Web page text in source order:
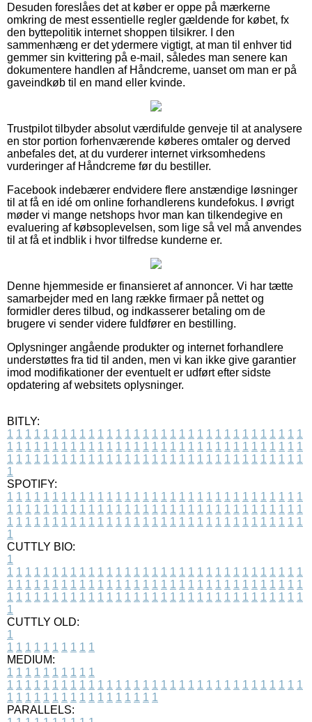
Desuden foreslåes det at køber er oppe på mærkerne
omkring de mest essentielle regler gældende for købet, fx
den byttepolitik internet shoppen tilsikrer. I den
sammenhæng er det ydermere vigtigt, at man til enhver tid
gemmer sin kvittering på e-mail, således man senere kan
dokumentere handlen af Håndcreme, uanset om man er på
gaveindkøb til en mand eller kvinde.
Trustpilot tilbyder absolut værdifulde genveje til at analysere
en stor portion forhenværende køberes omtaler og derved
anbefales det, at du vurderer internet virksomhedens
vurderinger af Håndcreme før du bestiller.
Facebook indebærer endvidere flere anstændige løsninger
til at få en idé om online forhandlerens kundefokus. I øvrigt
møder vi mange netshops hvor man kan tilkendegive en
evaluering af købsoplevelsen, som lige så vel må anvendes
til at få et indblik i hvor tilfredse kunderne er.
Denne hjemmeside er finansieret af annoncer. Vi har tætte
samarbejder med en lang række firmaer på nettet og
formidler deres tilbud, og indkasserer betaling om de
brugere vi sender videre fuldfører en bestilling.
Oplysninger angående produkter og internet forhandlere
understøttes fra tid til anden, men vi kan ikke give garantier
imod modifikationer der eventuelt er udført efter sidste
opdatering af websitets oplysninger.
BITLY:
1 1 1 1 1 1 1 1 1 1 1 1 1 1 1 1 1 1 1 1 1 1 1 1 1 1 1 1 1 1 1 1 1
1 1 1 1 1 1 1 1 1 1 1 1 1 1 1 1 1 1 1 1 1 1 1 1 1 1 1 1 1 1 1 1 1
1 1 1 1 1 1 1 1 1 1 1 1 1 1 1 1 1 1 1 1 1 1 1 1 1 1 1 1 1 1 1 1 1
1
SPOTIFY:
1 1 1 1 1 1 1 1 1 1 1 1 1 1 1 1 1 1 1 1 1 1 1 1 1 1 1 1 1 1 1 1 1
1 1 1 1 1 1 1 1 1 1 1 1 1 1 1 1 1 1 1 1 1 1 1 1 1 1 1 1 1 1 1 1 1
1 1 1 1 1 1 1 1 1 1 1 1 1 1 1 1 1 1 1 1 1 1 1 1 1 1 1 1 1 1 1 1 1
1
CUTTLY BIO:
1
1 1 1 1 1 1 1 1 1 1 1 1 1 1 1 1 1 1 1 1 1 1 1 1 1 1 1 1 1 1 1 1 1
1 1 1 1 1 1 1 1 1 1 1 1 1 1 1 1 1 1 1 1 1 1 1 1 1 1 1 1 1 1 1 1 1
1 1 1 1 1 1 1 1 1 1 1 1 1 1 1 1 1 1 1 1 1 1 1 1 1 1 1 1 1 1 1 1 1
1
CUTTLY OLD:
1
1 1 1 1 1 1 1 1 1 1
MEDIUM:
1 1 1 1 1 1 1 1 1 1
1 1 1 1 1 1 1 1 1 1 1 1 1 1 1 1 1 1 1 1 1 1 1 1 1 1 1 1 1 1 1 1 1
1 1 1 1 1 1 1 1 1 1 1 1 1 1 1 1 1
PARALLELS: